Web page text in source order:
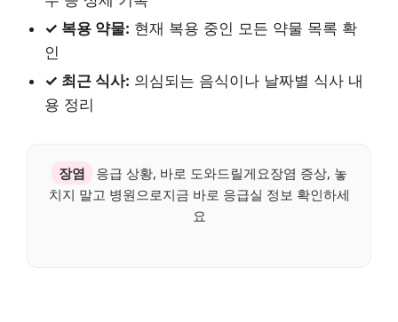
✓ 복용 약물: 현재 복용 중인 모든 약물 목록 확
인
✓ 최근 식사: 의심되는 음식이나 날짜별 식사 내
용 정리
장염
응급 상황, 바로 도와드릴게요장염 증상, 놓
치지 말고 병원으로지금 바로 응급실 정보 확인하세
요